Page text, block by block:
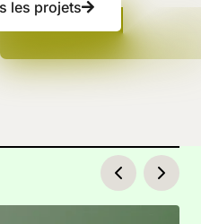
les projets